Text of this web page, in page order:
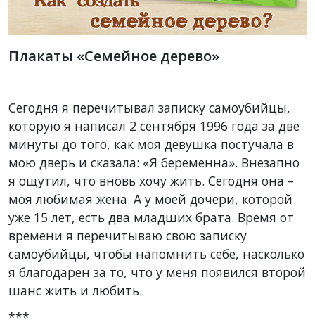
Плакаты «Семейное дерево»
Сегодня я перечитывал записку самоубийцы,
которую я написал 2 сентября 1996 года за две
минуты до того, как моя девушка постучала в
мою дверь и сказала: «Я беременна». Внезапно
я ощутил, что вновь хочу жить. Сегодня она –
моя любимая жена. А у моей дочери, которой
уже 15 лет, есть два младших брата. Время от
времени я перечитываю свою записку
самоубийцы, чтобы напомнить себе, насколько
я благодарен за то, что у меня появился второй
шанс жить и любить.
***